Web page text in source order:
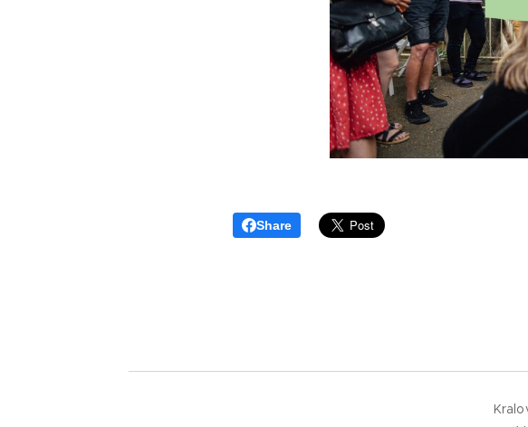
Share